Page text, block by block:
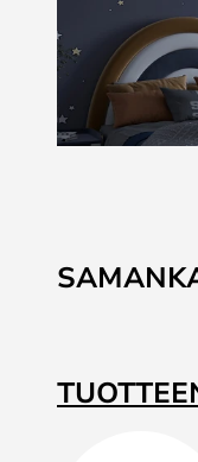
to
the
the
images